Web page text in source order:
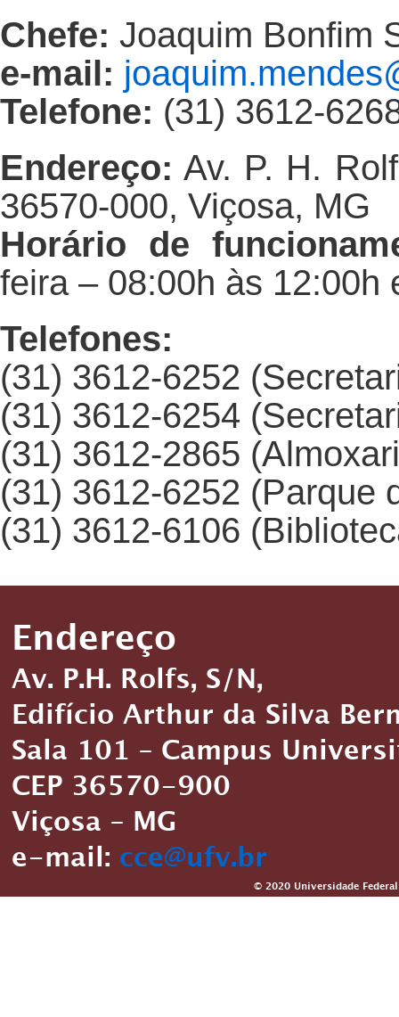
Chefe: Joaquim Bonfim
e-mail:
Telefone: (31) 3612-
Endereço: Av. P. H.
36570-000, Viçosa, MG
Horário de
feira – 08:00h às 12:00h
Telefones:
(31) 3612-6252
(31) 3612-6254
(31) 3612-2865
(31) 3612-6252 (Parque
(31) 3612-6106
Endereço
Av. P.H. Rolfs, S/N,
Edifício Arthur da Silva
Sala 101 – Campus
CEP 36570-900
Viçosa – MG
e-mail: cce@ufv.br© 2020 Universidade